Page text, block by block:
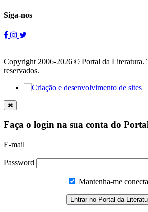
Siga-nos
Copyright 2006-2026 © Portal da Literatura.
reservados.
Faça o login na sua conta do
E-mail
Password
Mantenha-me